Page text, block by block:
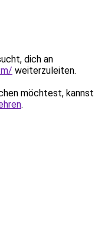
dich an
weiterzuleiten.
möchtest, kannst
.